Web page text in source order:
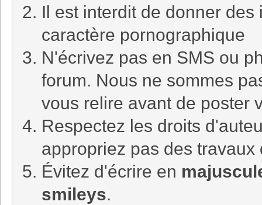
Il est interdit de donner
caractère pornographique
N'écrivez pas en SMS ou
forum. Nous ne sommes
vous relire avant de poster
Respectez les droits
appropriez pas des
Évitez d'écrire en
smileys.